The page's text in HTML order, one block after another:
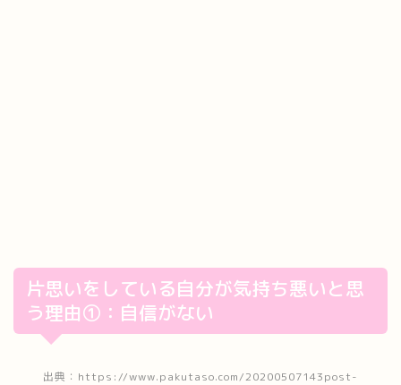
片思いをしている自分が気持ち悪いと思
う理由①：自信がない
出典：https://www.pakutaso.com/20200507143post-